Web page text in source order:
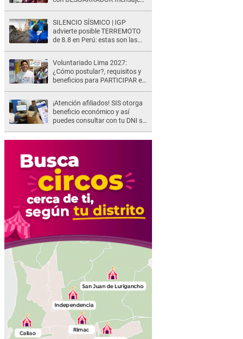
SILENCIO SÍSMICO | IGP
advierte posible TERREMOTO
de 8.8 en Perú: estas son las
Voluntariado Lima 2027:
¿Cómo postular?, requisitos y
beneficios para PARTICIPAR en
¡Atención afiliados! SIS otorga
beneficio económico y así
puedes consultar con tu DNI si